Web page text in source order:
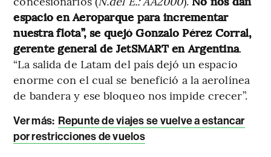
espacio en Aeroparque para incrementar
nuestra flota”, se quejó Gonzalo Pérez Corral,
gerente general de JetSMART en Argentina.
“La salida de Latam del país dejó un espacio
enorme con el cual se benefició a la aerolínea
de bandera y ese bloqueo nos impide crecer”.
Ver más: Repunte de viajes se vuelve a estancar
por restricciones de vuelos